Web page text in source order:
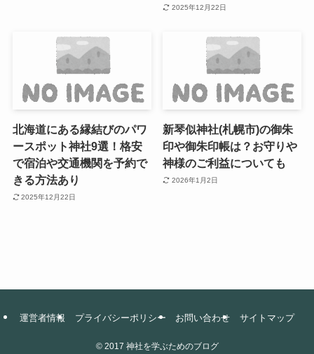
2025年12月22日
北海道にある縁結びのパワ
ースポット神社9選！格安
で宿泊や交通機関を予約で
きる方法あり
2025年12月22日
新琴似神社(札幌市)の御朱
印や御朱印帳は？お守りや
神様のご利益についても
2026年1月2日
運営者情報 プライバシーポリシー お問い合わせ サイトマップ
© 2017 神社を学ぶためのブログ